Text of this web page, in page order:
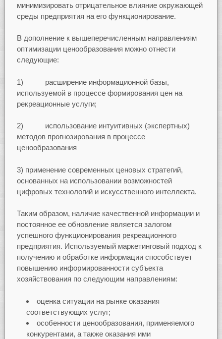
минимизировать отрицательное влияние окружающей
среды предприятия на его функционирование.
В дополнение к вышеперечисленным направлениям
оптимизации ценообразования можно отнести
следующие:
1) расширение информационной базы,
используемой в процессе формирования цен на
рекреационные услуги;
2) использование интуитивных (экспертных)
методов прогнозирования в процессе
ценообразования
3) применение современных ценовых стратегий,
основанных на использовании возможностей
цифровых технологий и искусственного интеллекта.
Таким образом, наличие качественной информации и
постоянное ее обновление является залогом
успешного функционирования рекреационного
предприятия. Используемый маркетинговый подход к
получению и обработке информации способствует
повышению информированности субъекта
хозяйствования по следующим направлениям:
оценка ситуации на рынке оказания
соответствующих услуг;
особенности ценообразования, применяемого
конкурентами, а также оказания ими